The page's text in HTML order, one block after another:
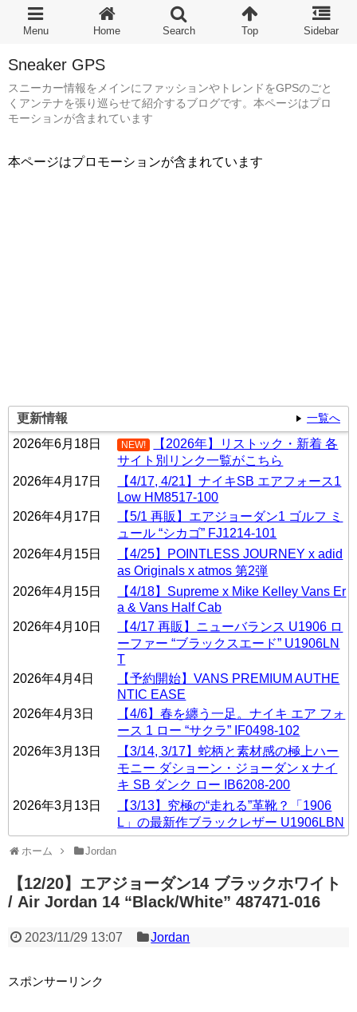
Sneaker GPS
スニーカー情報をメインにファッションやトレンドをGPSのごと
くアンテナを張り巡らせて紹介するブログです。本ページはプロ
モーションが含まれています
本ページはプロモーションが含まれています
一覧へ
更新情報
2026年6月18日
NEW!
【2026年】リストック・新着 各
サイト別リンク一覧がこちら
2026年4月17日
【4/17, 4/21】ナイキSB エアフォース1
Low HM8517-100
2026年4月17日
【5/1 再販】エアジョーダン1 ゴルフ ミ
ュール “シカゴ” FJ1214-101
2026年4月15日
【4/25】POINTLESS JOURNEY x adid
as Originals x atmos 第2弾
2026年4月15日
【4/18】Supreme x Mike Kelley Vans Er
a & Vans Half Cab
2026年4月10日
【4/17 再販】ニューバランス U1906 ロ
ーファー “ブラックスエード” U1906LN
T
2026年4月4日
【予約開始】VANS PREMIUM AUTHE
NTIC EASE
2026年4月3日
【4/6】春を纏う一足。ナイキ エア フォ
ース 1 ロー “サクラ” IF0498-102
2026年3月13日
【3/14, 3/17】蛇柄と素材感の極上ハー
モニー ダショーン・ジョーダン x ナイ
キ SB ダンク ロー IB6208-200
2026年3月13日
【3/13】究極の“走れる”革靴？「1906
L」の最新作ブラックレザー U1906LBN
ホーム Jordan
【12/20】エアジョーダン14 ブラックホワイト
/ Air Jordan 14 “Black/White” 487471-016
2023/11/29 13:07 Jordan
スポンサーリンク